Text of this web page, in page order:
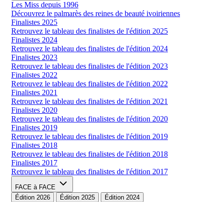
Les Miss depuis 1996
Découvrez le palmarès des reines de beauté ivoiriennes
Finalistes 2025
Retrouvez le tableau des finalistes de l'édition 2025
Finalistes 2024
Retrouvez le tableau des finalistes de l'édition 2024
Finalistes 2023
Retrouvez le tableau des finalistes de l'édition 2023
Finalistes 2022
Retrouvez le tableau des finalistes de l'édition 2022
Finalistes 2021
Retrouvez le tableau des finalistes de l'édition 2021
Finalistes 2020
Retrouvez le tableau des finalistes de l'édition 2020
Finalistes 2019
Retrouvez le tableau des finalistes de l'édition 2019
Finalistes 2018
Retrouvez le tableau des finalistes de l'édition 2018
Finalistes 2017
Retrouvez le tableau des finalistes de l'édition 2017
FACE à FACE
Édition 2026
Édition 2025 Édition 2024